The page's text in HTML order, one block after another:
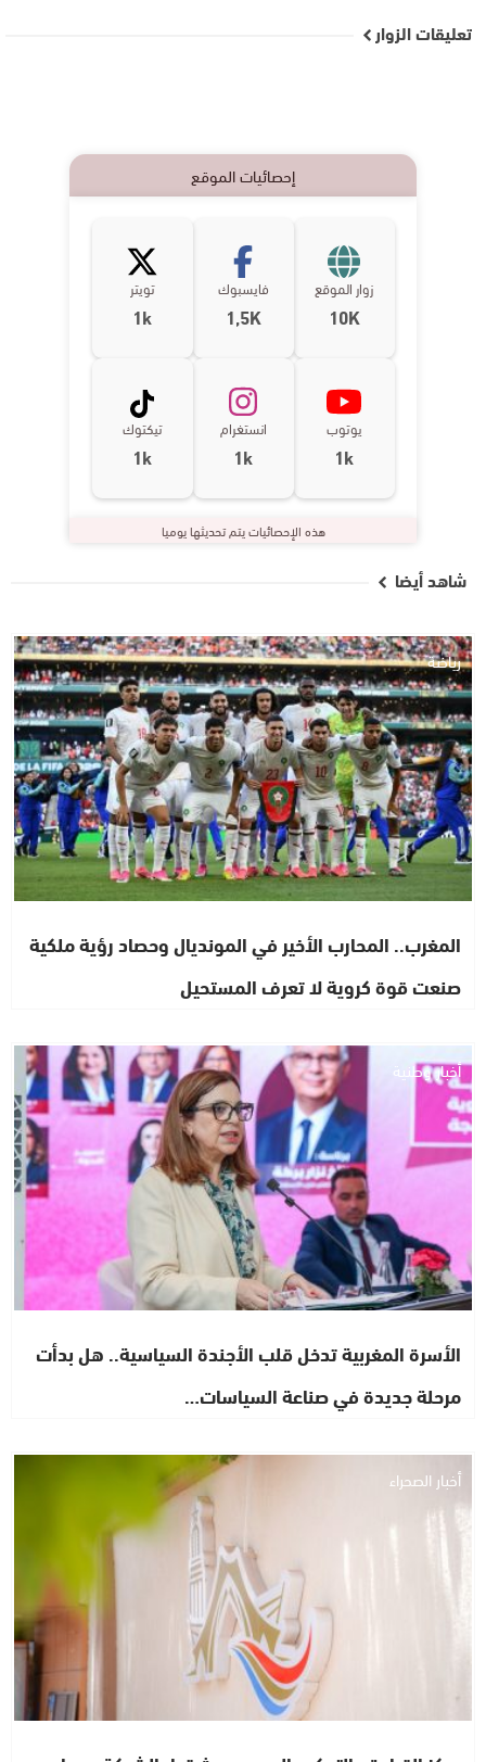
تعليقات الزوار
إحصائيات الموقع
زوار الموقع
10K
فايسبوك
1,5K
تويتر
1k
يوتوب
1k
انستغرام
1k
تيكتوك
1k
هذه الإحصائيات يتم تحديثها يوميا
شاهد أيضا
رياضة
المغرب.. المحارب الأخير في المونديال وحصاد رؤية ملكية
صنعت قوة كروية لا تعرف المستحيل
أخبار وطنية
الأسرة المغربية تدخل قلب الأجندة السياسية.. هل بدأت
مرحلة جديدة في صناعة السياسات…
أخبار الصحراء